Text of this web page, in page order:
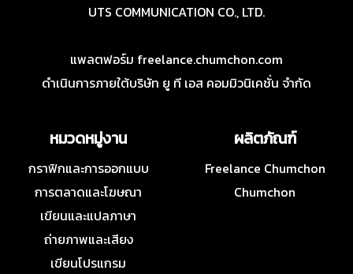
UTS COMMUNICATION CO., LTD.
แพลตฟอร์ม freelance.chumchon.com
ดำเนินการภายใต้บริษัท ยู ที เอส คอมมิวนิเคชั่น จำกัด
หมวดหมู่งาน
กราฟิกและการออกแบบ
การตลาดและโฆษณา
เขียนและแปลภาษา
ถ่ายภาพและเสียง
เขียนโปรแกรม
ผลิตภัณฑ์
Freelance Chumchon
Chumchon